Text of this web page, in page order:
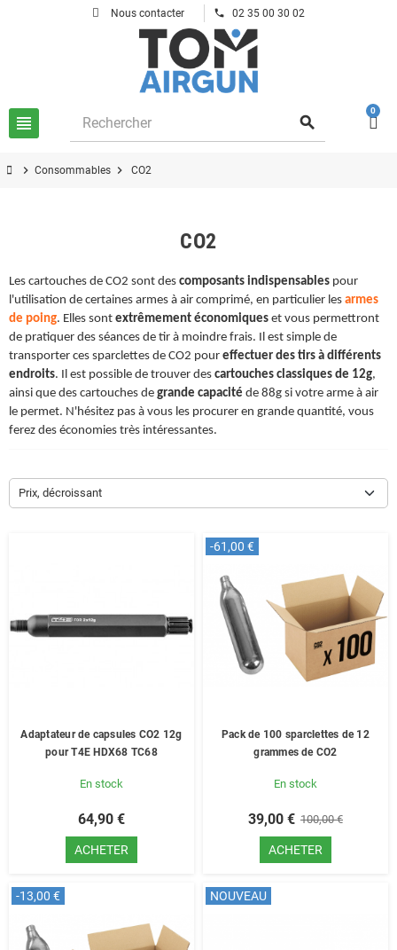
Nous contacter phone 02 35 00 30 02
view_headline search
0
chevron_right Consommables chevron_right CO2
CO2
Les cartouches de CO2 sont des composants indispensables pour
l'utilisation de certaines armes à air comprimé, en particulier les armes
de poing. Elles sont extrêmement économiques et vous permettront
de pratiquer des séances de tir à moindre frais. Il est simple de
transporter ces sparclettes de CO2 pour effectuer des tirs à différents
endroits. Il est possible de trouver des cartouches classiques de 12g,
ainsi que des cartouches de grande capacité de 88g si votre arme à air
le permet. N'hésitez pas à vous les procurer en grande quantité, vous
ferez des économies très intéressantes.
Prix, décroissant
Adaptateur de capsules CO2 12g
pour T4E HDX68 TC68
En stock
64,90 €
ACHETER
-61,00 €
Pack de 100 sparclettes de 12
grammes de CO2
En stock
39,00 € 100,00 €
ACHETER
-13,00 € NOUVEAU